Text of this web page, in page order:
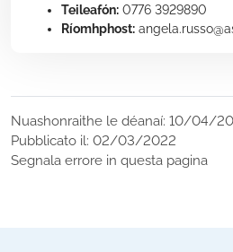
Teileafón: 0776 3929890
Ríomhphost:
Nuashonraithe le déanaí: 10/04/
Pubblicato il: 02/03/2022
Segnala errore in questa pagina